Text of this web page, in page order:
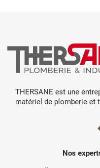
THERSANE est une
matériel de plomberie et
Nos